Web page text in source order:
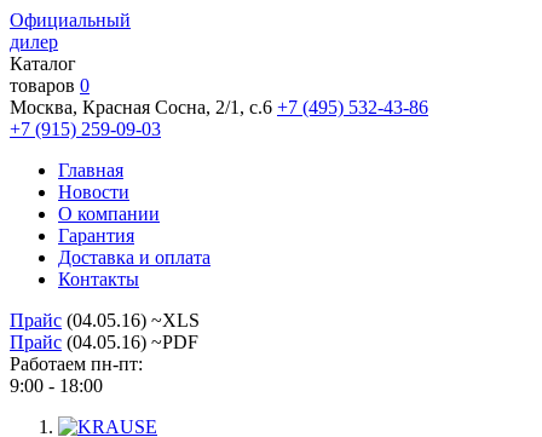
Официальный
дилер
Каталог
товаров 0
Москва, Красная Сосна, 2/1, с.6 +7 (495) 532-43-86
+7 (915) 259-09-03
Главная
Новости
О компании
Гарантия
Доставка и оплата
Контакты
Прайс (04.05.16) ~XLS
Прайс (04.05.16) ~PDF
Работаем пн-пт:
9:00 - 18:00